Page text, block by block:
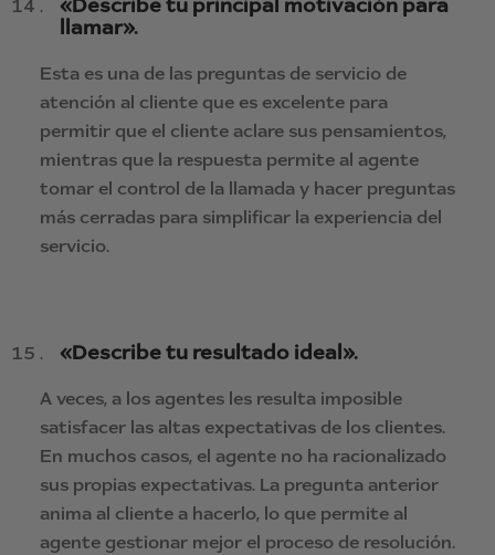
llamar».
Esta es una de las preguntas de servicio de
atención al cliente que es excelente para
permitir que el cliente aclare sus pensamientos,
mientras que la respuesta permite al agente
tomar el control de la llamada y hacer preguntas
más cerradas para simplificar la experiencia del
servicio.
«Describe tu resultado ideal».
A veces, a los agentes les resulta imposible
satisfacer las altas expectativas de los clientes.
En muchos casos, el agente no ha racionalizado
sus propias expectativas. La pregunta anterior
anima al cliente a hacerlo, lo que permite al
agente gestionar mejor el proceso de resolución.